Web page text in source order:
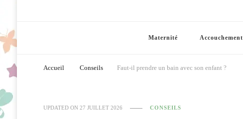
Maternité Accouchement
Accueil Conseils Faut-il prendre un bain avec son enfant ?
UPDATED ON 27 JUILLET 2026 CONSEILS